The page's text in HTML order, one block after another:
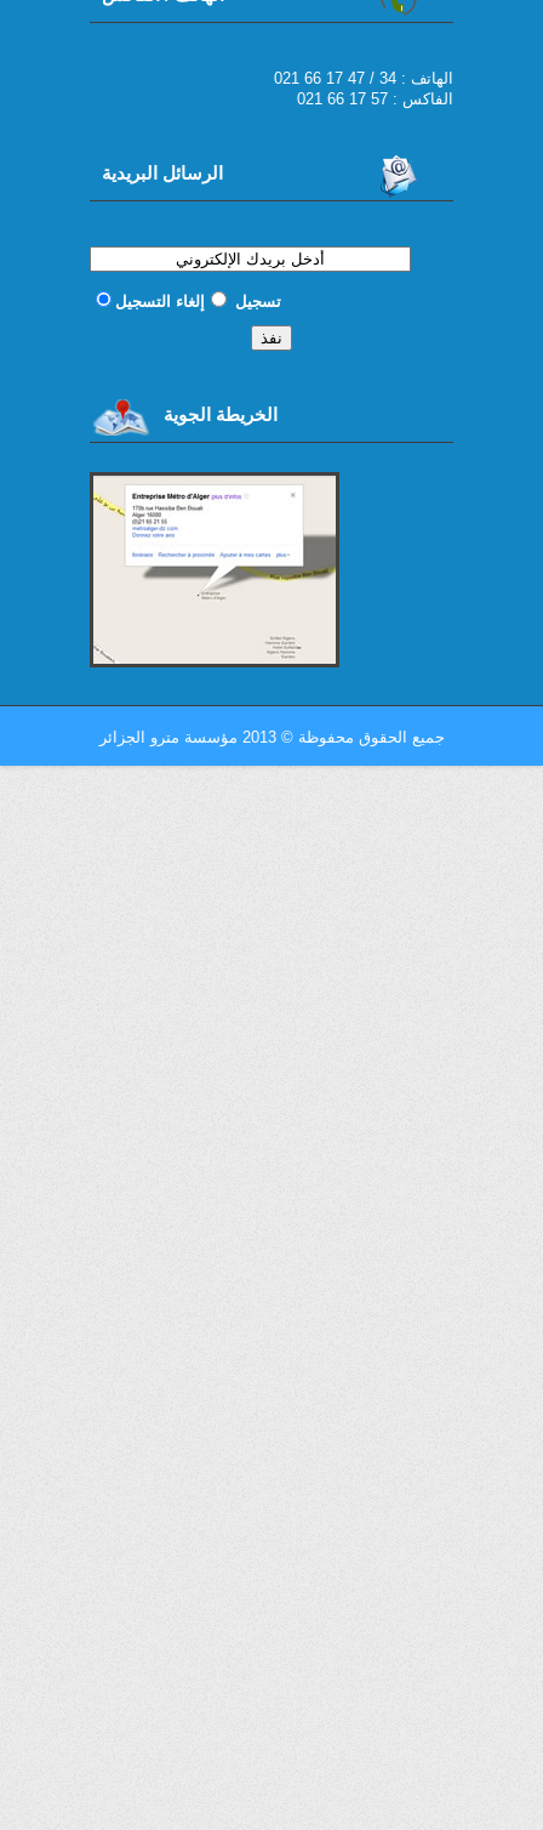
021 66 17 47 / 34 : الهاتف
الفاكس : 57 17 66 021
الرسائل البريدية
تسجيل إلغاء التسجيل
الخريطة الجوية
جميع الحقوق محفوظة© 2013 مؤسسة مترو الجزائر